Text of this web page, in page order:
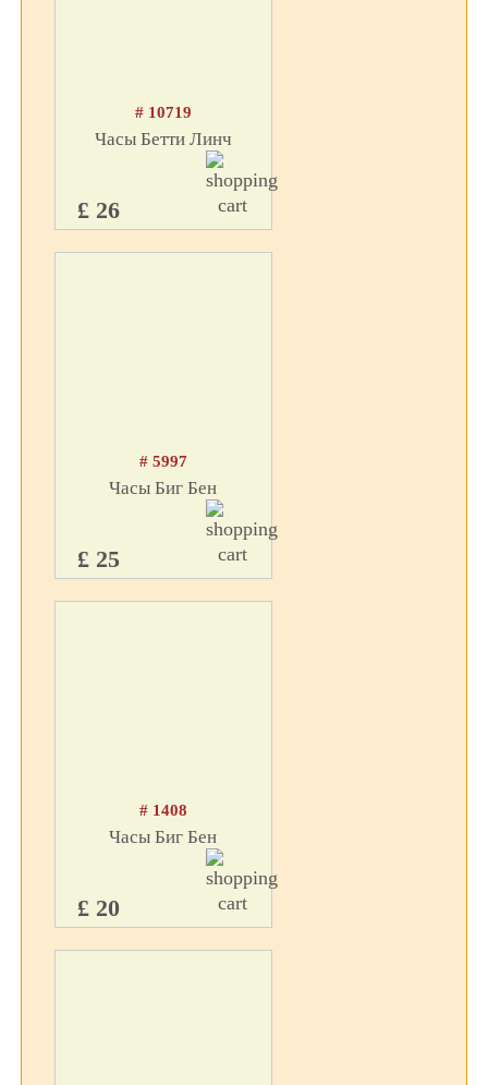
# 10719
Часы Бетти Линч
£ 26
# 5997
Часы Биг Бен
£ 25
# 1408
Часы Биг Бен
£ 20